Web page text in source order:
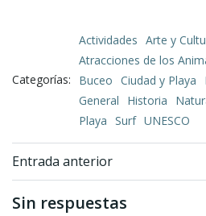
Categorías:
Actividades Arte y
Atracciones de los
Buceo Ciudad y Playa
General
Historia
Playa Surf UNESCO
Navegación
de
Entrada anterior
Sin respuestas